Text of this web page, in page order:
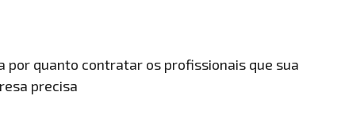
por quanto contratar os profissionais que sua
precisa